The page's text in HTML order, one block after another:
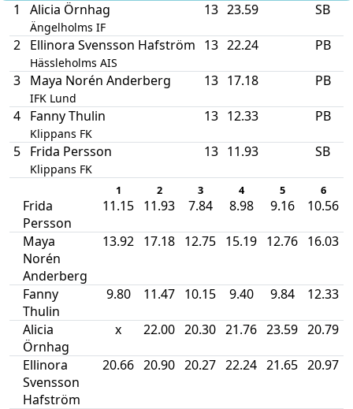
1
Alicia Örnhag
Ängelholms IF
13 23.59 SB
2 Ellinora Svensson Hafström
Hässleholms AIS
13 22.24 PB
3 Maya Norén Anderberg
IFK Lund
13 17.18 PB
4 Fanny Thulin
Klippans FK
13 12.33 PB
5 Frida Persson
Klippans FK
13 11.93 SB
1 2 3 4 5 6
Frida
Persson
11.15 11.93 7.84 8.98 9.16 10.56
Maya
Norén
Anderberg
13.92 17.18 12.75 15.19 12.76 16.03
Fanny
Thulin
9.80 11.47 10.15 9.40 9.84 12.33
Alicia
Örnhag
x 22.00 20.30 21.76 23.59 20.79
Ellinora
Svensson
Hafström
20.66 20.90 20.27 22.24 21.65 20.97